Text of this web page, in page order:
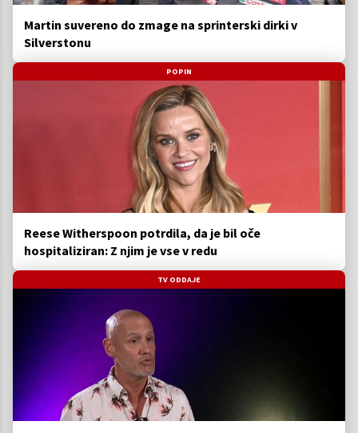
Martin suvereno do zmage na sprinterski dirki v
Silverstonu
POPIN
Reese Witherspoon potrdila, da je bil oče
hospitaliziran: Z njim je vse v redu
TV ODDAJE